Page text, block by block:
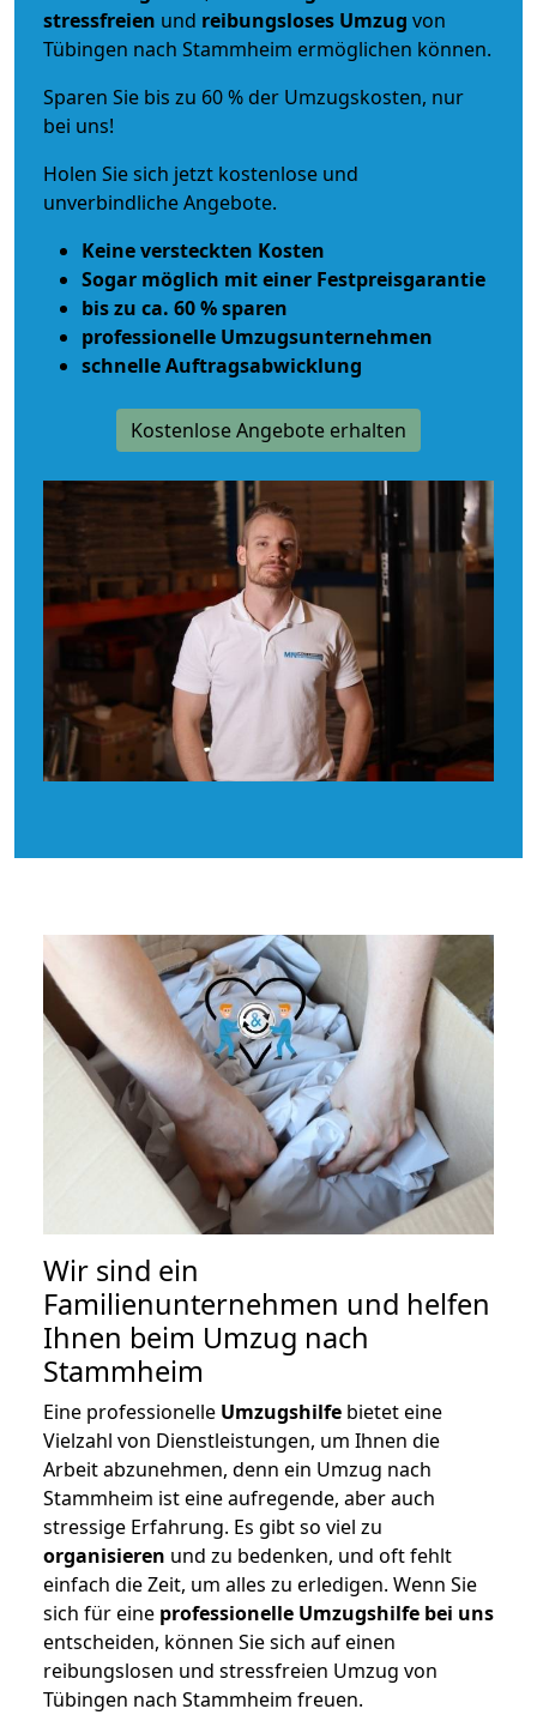
stressfreien und reibungsloses Umzug von
Tübingen nach Stammheim ermöglichen können.
Sparen Sie bis zu 60 % der Umzugskosten, nur
bei uns!
Holen Sie sich jetzt kostenlose und
unverbindliche Angebote.
Keine versteckten Kosten
Sogar möglich mit einer Festpreisgarantie
bis zu ca. 60 % sparen
professionelle Umzugsunternehmen
schnelle Auftragsabwicklung
Kostenlose Angebote erhalten
Wir sind ein
Familienunternehmen und helfen
Ihnen beim Umzug nach
Stammheim
Eine professionelle Umzugshilfe bietet eine
Vielzahl von Dienstleistungen, um Ihnen die
Arbeit abzunehmen, denn ein Umzug nach
Stammheim ist eine aufregende, aber auch
stressige Erfahrung. Es gibt so viel zu
organisieren und zu bedenken, und oft fehlt
einfach die Zeit, um alles zu erledigen. Wenn Sie
sich für eine professionelle Umzugshilfe bei uns
entscheiden, können Sie sich auf einen
reibungslosen und stressfreien Umzug von
Tübingen nach Stammheim freuen.